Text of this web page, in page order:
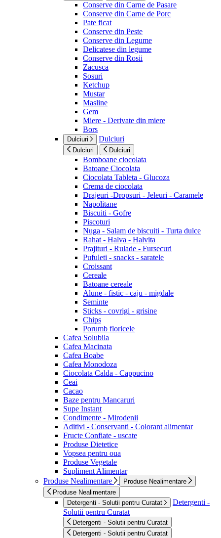
Conserve din Carne de Pasare
Conserve din Carne de Porc
Pate ficat
Conserve din Peste
Conserve din Legume
Delicatese din legume
Conserve din Rosii
Zacusca
Sosuri
Ketchup
Mustar
Masline
Gem
Miere - Derivate din miere
Bors
Dulciuri Dulciuri
Dulciuri Dulciuri
Bomboane ciocolata
Batoane Ciocolata
Ciocolata Tableta - Glucoza
Crema de ciocolata
Drajeuri -Dropsuri - Jeleuri - Caramele
Napolitane
Biscuiti - Gofre
Piscoturi
Nuga - Salam de biscuiti - Turta dulce
Rahat - Halva - Halvita
Prajituri - Rulade - Fursecuri
Pufuleti - snacks - saratele
Croissant
Cereale
Batoane cereale
Alune - fistic - caju - migdale
Seminte
Sticks - covrigi - grisine
Chips
Porumb floricele
Cafea Solubila
Cafea Macinata
Cafea Boabe
Cafea Monodoza
Ciocolata Calda - Cappucino
Ceai
Cacao
Baze pentru Mancaruri
Supe Instant
Condimente - Mirodenii
Aditivi - Conservanti - Colorant alimentar
Fructe Confiate - uscate
Produse Dietetice
Vopsea pentru oua
Produse Vegetale
Supliment Alimentar
Produse Nealimentare
Produse Nealimentare
Produse Nealimentare
Detergenti - Solutii pentru Curatat
Detergenti -
Solutii pentru Curatat
Detergenti - Solutii pentru Curatat
Detergenti - Solutii pentru Curatat